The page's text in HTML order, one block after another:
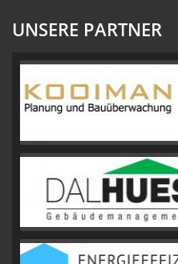
UNSERE PARTNER